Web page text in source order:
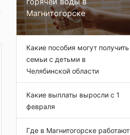
Магнитогорске
Какие пособия могут получить
семьи с детьми в
Челябинской области
Какие выплаты выросли с 1
февраля
Где в Магнитогорске работают